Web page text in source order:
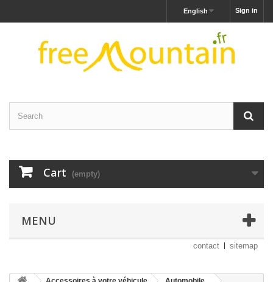
Sign in
English
Cart (empty)
MENU
contact sitemap